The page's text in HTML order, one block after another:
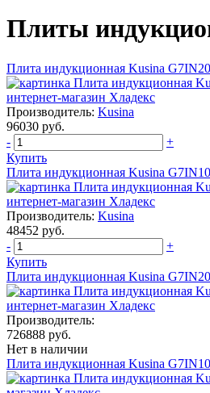
Плиты
Плита индукционная Kusina
Производитель: Kusina
96030 руб.
-
+
Купить
Плита индукционная Kusina
Производитель: Kusina
48452 руб.
-
+
Купить
Плита индукционная Kusina
Производитель:
726888 руб.
Нет в наличии
Плита индукционная Kusina